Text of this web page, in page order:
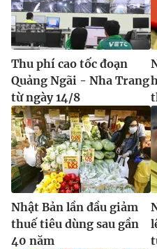
Thu phí cao tốc đoạn
Quảng Ngãi - Nha Trang
từ ngày 14/8
Nhật Bản lần đầu giảm
thuế tiêu dùng sau gần
40 năm